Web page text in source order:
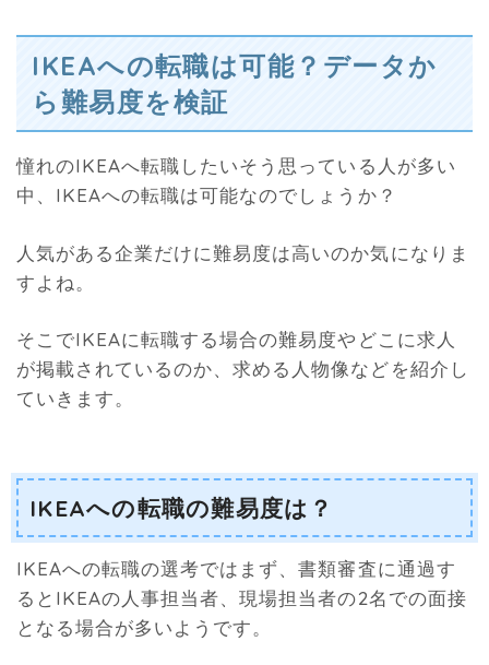
IKEAへの転職は可能？データか
ら難易度を検証
憧れのIKEAへ転職したいそう思っている人が多い
中、IKEAへの転職は可能なのでしょうか？
人気がある企業だけに難易度は高いのか気になりま
すよね。
そこでIKEAに転職する場合の難易度やどこに求人
が掲載されているのか、求める人物像などを紹介し
ていきます。
IKEAへの転職の難易度は？
IKEAへの転職の選考ではまず、書類審査に通過す
るとIKEAの人事担当者、現場担当者の2名での面接
となる場合が多いようです。